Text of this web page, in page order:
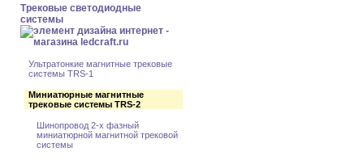
Трековые светодиодные
системы
Ультратонкие магнитные трековые
системы TRS-1
Миниатюрные магнитные
трековые системы TRS-2
Шинопровод 2-x фазный
миниатюрной магнитной трековой
системы